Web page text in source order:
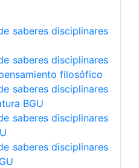
saberes disciplinares
saberes disciplinares
filosófico
saberes disciplinares
BGU
saberes disciplinares
saberes disciplinares